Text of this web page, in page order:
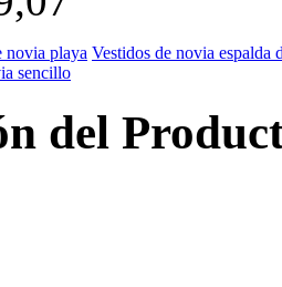
novia playa Vestidos de novia espalda
sencillo
del